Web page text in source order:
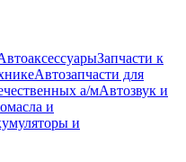
Запчасти к
Автозапчасти для
а/мАвтозвук и
и
и